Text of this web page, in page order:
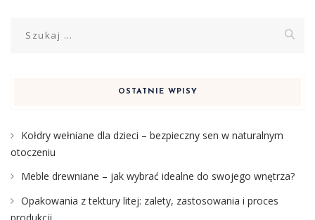
OSTATNIE WPISY
Kołdry wełniane dla dzieci – bezpieczny sen w naturalnym
otoczeniu
Meble drewniane – jak wybrać idealne do swojego wnętrza?
Opakowania z tektury litej: zalety, zastosowania i proces
produkcji